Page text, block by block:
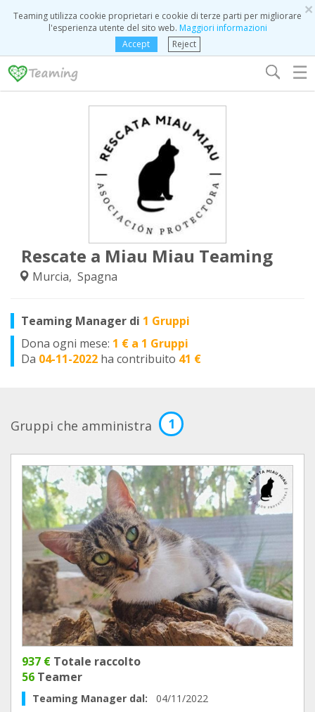
×
Teaming utilizza cookie proprietari e cookie di terze parti per migliorare
l'esperienza utente del sito web. Maggiori informazioni
Accept
Reject
☰
Rescate a Miau Miau Teaming
Murcia, Spagna
Teaming Manager di 1 Gruppi
Dona ogni mese: 1 € a 1 Gruppi
Da 04-11-2022 ha contribuito 41 €
Gruppi che amministra 1
937 € Totale raccolto
56 Teamer
Teaming Manager dal: 04/11/2022